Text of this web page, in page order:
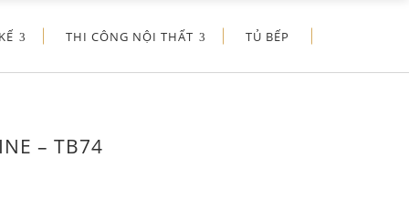
THI CÔNG NỘI THẤT TỦ BẾP
– TB74